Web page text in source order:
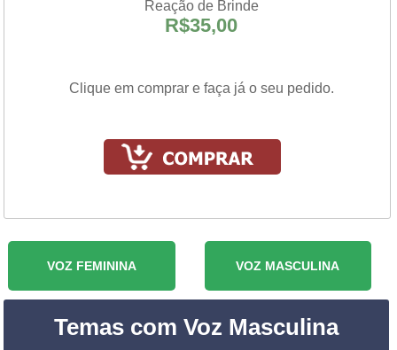
Reação de Brinde
R$35,00
Clique em comprar e faça já o seu pedido.
VOZ FEMININA VOZ MASCULINA
Temas com Voz Masculina